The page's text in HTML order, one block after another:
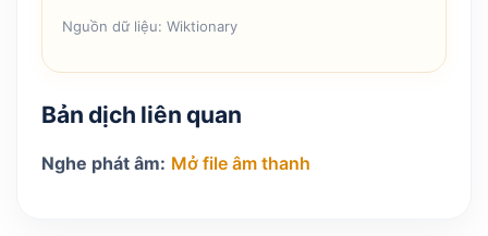
Nguồn dữ liệu: Wiktionary
Bản dịch liên quan
Nghe phát âm: Mở file âm thanh